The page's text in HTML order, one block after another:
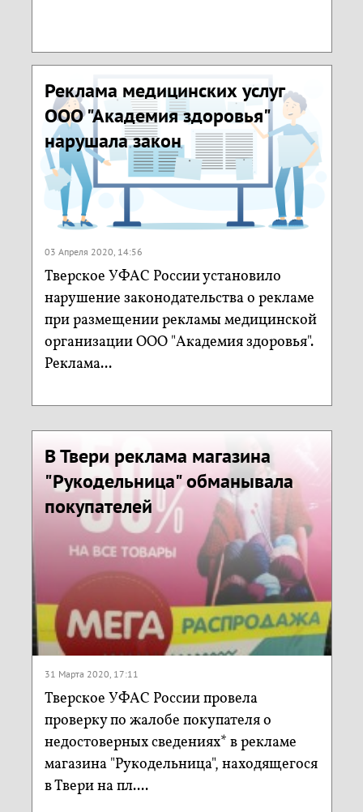
Реклама медицинских услуг
ООО "Академия здоровья"
нарушала закон
03 Апреля 2020, 14:56
Тверское УФАС России установило
нарушение законодательства о рекламе
при размещении рекламы медицинской
организации ООО "Академия здоровья".
Реклама...
В Твери реклама магазина
"Рукодельница" обманывала
покупателей
31 Марта 2020, 17:11
Тверское УФАС России провела
проверку по жалобе покупателя о
недостоверных сведениях* в рекламе
магазина "Рукодельница", находящегося
в Твери на пл....